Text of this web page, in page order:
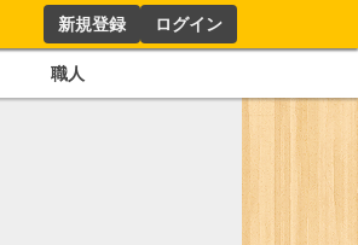
新規登録 ログイン
職人